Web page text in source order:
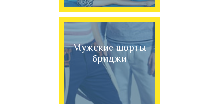
Мужские шорты
бриджи